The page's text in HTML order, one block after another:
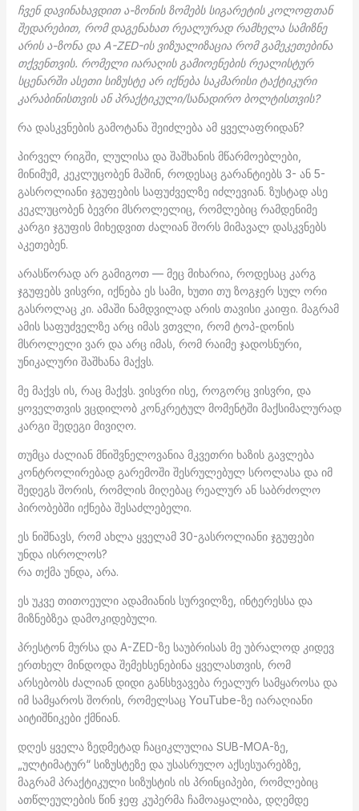
ჩვენ დავინახავდით ა-ზონის ზომებს სიგარეტის კოლოფთან
შედარებით, რომ დაგენახათ რეალურად რამხელა სამიზნე
არის ა-ზონა და A-ZED-ის ვიზუალიზაცია რომ გამეკეთებინა
თქვენთვის. რომელი იარაღის გამიოენების რეალისტურ
სცენარში ასეთი სიზუსტე არ იქნება საკმარისი ტაქტიკური
კარაბინისთვის ან პრაქტიკული/სანადირო ბოლტისთვის?
რა დასკვნების გამოტანა შეიძლება ამ ყველაფრიდან?
პირველ რიგში, ლულისა და შაშხანის მწარმოებლები,
მინიმუმ, კეკლუცობენ მაშინ, როდესაც გარანტიებს 3- ან 5-
გასროლიანი ჯგუფების საფუძველზე იძლევიან. ზუსტად ასე
კეკლუცობენ ბევრი მსროლელიც, რომლებიც რამდენიმე
კარგი ჯგუფის მიხედვით ძალიან შორს მიმავალ დასკვნებს
აკეთებენ.
არასწორად არ გამიგოთ — მეც მიხარია, როდესაც კარგ
ჯგუფებს ვისვრი, იქნება ეს სამი, ხუთი თუ ზოგჯერ სულ ორი
გასროლაც კი. ამაში ნამდვილად არის თავისი კაიფი. მაგრამ
ამის საფუძველზე არც იმას ვთვლი, რომ ტოპ-დონის
მსროლელი ვარ და არც იმას, რომ რაიმე ჯადოსნური,
უნიკალური შაშხანა მაქვს.
მე მაქვს ის, რაც მაქვს. ვისვრი ისე, როგორც ვისვრი, და
ყოველთვის ვცდილობ კონკრეტულ მომენტში მაქსიმალურად
კარგი შედეგი მივიღო.
თუმცა ძალიან მნიშვნელოვანია მკვეთრი ხაზის გავლება
კონტროლირებად გარემოში შესრულებულ სროლასა და იმ
შედეგს შორის, რომლის მიღებაც რეალურ ან საბრძოლო
პირობებში იქნება შესაძლებელი.
ეს ნიშნავს, რომ ახლა ყველამ 30-გასროლიანი ჯგუფები
უნდა ისროლოს?
რა თქმა უნდა, არა.
ეს უკვე თითოეული ადამიანის სურვილზე, ინტერესსა და
მიზნებზეა დამოკიდებული.
პრესტონ მურსა და A-ZED-ზე საუბრისას მე უბრალოდ კიდევ
ერთხელ მინდოდა შემეხსენებინა ყველასთვის, რომ
არსებობს ძალიან დიდი განსხვავება რეალურ სამყაროსა და
იმ სამყაროს შორის, რომელსაც YouTube-ზე იარაღიანი
აიტიშნიკები ქმნიან.
დღეს ყველა ზედმეტად ჩაციკლულია SUB-MOA-ზე,
„ულტიმატურ“ სიზუსტეზე და უსასრულო აქსესუარებზე,
მაგრამ პრაქტიკული სიზუსტის ის პრინციპები, რომლებიც
ათწლეულების წინ ჯეფ კუპერმა ჩამოაყალიბა, დღემდე